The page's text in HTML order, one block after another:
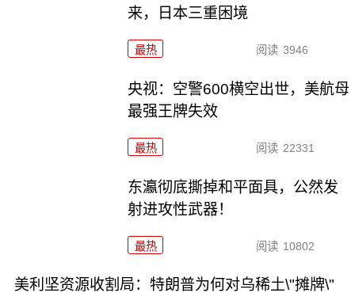
来，日本三重困境
最热 阅读 3946
央视：空警600横空出世，美航母
最强王牌失效
最热 阅读 22331
东瀛彻底撕掉和平面具，公然发
射进攻性武器！
最热 阅读 10802
美利坚资源收割局：特朗普为何对乌稀土\"摊牌\"